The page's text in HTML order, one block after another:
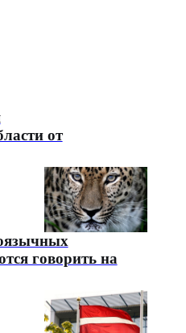
от
говорить на